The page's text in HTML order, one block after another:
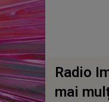
Radio
mai